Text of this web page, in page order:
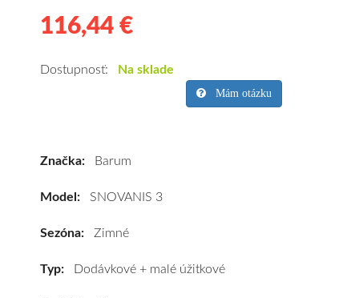
116,44 €
pneumatiky
kúpite
Dostupnosť: Na sklade
Mám otázku
Značka: Barum
Model: SNOVANIS 3
Sezóna: Zimné
Typ: Dodávkové + malé úžitkové